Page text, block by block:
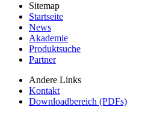
Sitemap
Startseite
News
Akademie
Produktsuche
Partner
Andere Links
Kontakt
Downloadbereich (PDFs)